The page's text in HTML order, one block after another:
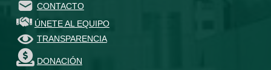
CONTACTO
ÚNETE AL EQUIPO
TRANSPARENCIA
DONACIÓN